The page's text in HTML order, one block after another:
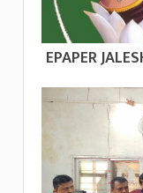
EPAPER